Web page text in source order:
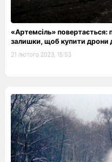
«Артемсіль» повертається:
залишки, щоб купити дрони
21 лютого 2023, 15:53